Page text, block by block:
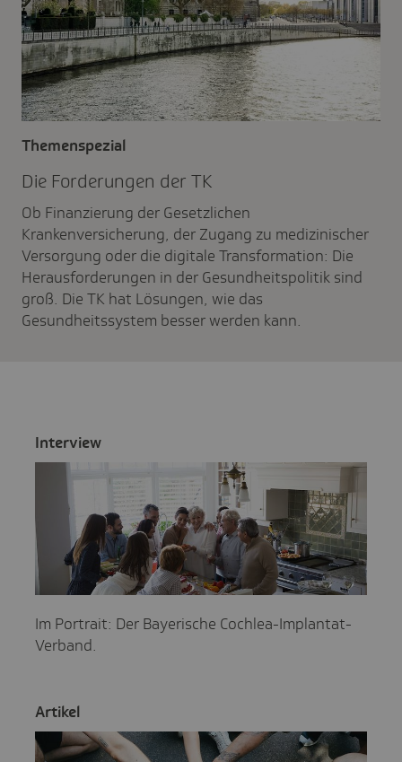
Die Forde­rungen der TK
Themenspezial
Ob Finanzierung der Gesetzlichen
Krankenversicherung, der Zugang zu medizinischer
Versorgung oder die digitale Transformation: Die
Herausforderungen in der Gesundheitspolitik sind
groß. Die TK hat Lösungen, wie das
Gesundheitssystem besser werden kann.
Inter­view
Im Portrait: Der Bayerische Cochlea-Implantat-
Verband.
Artikel